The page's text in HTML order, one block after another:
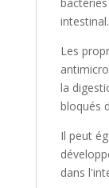
intestinal.
Les
la
bloqués
Il peut
dans